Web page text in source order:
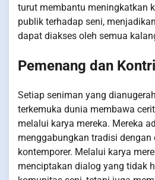
turut membantu meningkatkan
publik terhadap seni,
dapat diakses oleh semua
Pemenang dan
Setiap seniman yang
terkemuka dunia membawa
melalui karya mereka. Mereka
menggabungkan tradisi dengan
kontemporer. Melalui karya
menciptakan dialog yang tidak